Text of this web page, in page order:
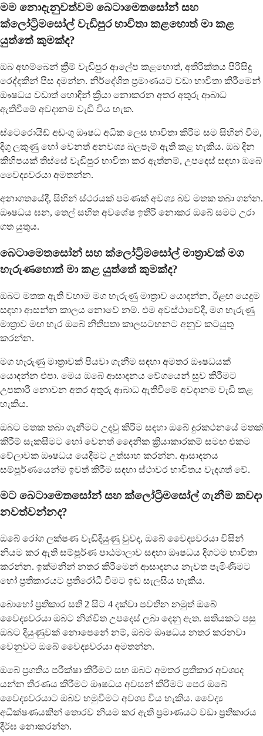
මම නොදැනුවත්වම බෙටාමෙතසෝන් සහ
ක්ලෝට්‍රිමසෝල් වැඩිපුර භාවිතා කළහොත් මා කළ
යුත්තේ කුමක්ද?
ඔබ අහම්බෙන් ක්‍රීම් වැඩිපුර ආලේප කළහොත්, අතිරික්තය පිරිසිදු
රෙද්දකින් පිස දමන්න. නිර්දේශිත ප්‍රමාණයට වඩා භාවිතා කිරීමෙන්
ඖෂධය වඩාත් හොඳින් ක්‍රියා නොකරන අතර අතුරු ආබාධ
ඇතිවීමේ අවදානම වැඩි විය හැක.
ස්ටෙරොයිඩ් අඩංගු ඖෂධ අධික ලෙස භාවිතා කිරීම සම සිහින් වීම,
දිගු ලකුණු හෝ වෙනත් අනවශ්‍ය බලපෑම් ඇති කළ හැකිය. ඔබ දින
කිහිපයක් තිස්සේ වැඩිපුර භාවිතා කර ඇත්නම්, උපදෙස් සඳහා ඔබේ
වෛද්‍යවරයා අමතන්න.
අනාගතයේදී, සිහින් ස්ථරයක් පමණක් අවශ්‍ය බව මතක තබා ගන්න.
ඖෂධය ඝන, තෙල් සහිත අවශේෂ ඉතිරි නොකර ඔබේ සමට උරා
ගත යුතුය.
බෙටාමෙතසෝන් සහ ක්ලෝට්‍රිමසෝල් මාත්‍රාවක් මග
හැරුණහොත් මා කළ යුත්තේ කුමක්ද?
ඔබට මතක ඇති වහාම මග හැරුණු මාත්‍රාව යොදන්න, ඊළඟ යෙදුම
සඳහා ආසන්න කාලය නොවේ නම්. එම අවස්ථාවේදී, මග හැරුණු
මාත්‍රාව මඟ හැර ඔබේ නිතිපතා කාලසටහනට අනුව කටයුතු
කරන්න.
මග හැරුණු මාත්‍රාවක් පියවා ගැනීම සඳහා අමතර ඖෂධයක්
යොදන්න එපා. මෙය ඔබේ ආසාදනය වේගයෙන් සුව කිරීමට
උපකාරී නොවන අතර අතුරු ආබාධ ඇතිවීමේ අවදානම වැඩි කළ
හැකිය.
ඔබට මතක තබා ගැනීමට උදවු කිරීම සඳහා ඔබේ දුරකථනයේ මතක්
කිරීම් සැකසීමට හෝ වෙනත් දෛනික ක්‍රියාකාරකම් සමඟ එකම
වේලාවක ඖෂධය යෙදීමට උත්සාහ කරන්න. ආසාදනය
සම්පූර්ණයෙන්ම ඉවත් කිරීම සඳහා ස්ථාවර භාවිතය වැදගත් වේ.
මට බෙටාමෙතසෝන් සහ ක්ලෝට්‍රිමසෝල් ගැනීම කවදා
නවත්වන්නද?
ඔබේ රෝග ලක්ෂණ වැඩිදියුණු වුවද, ඔබේ වෛද්‍යවරයා විසින්
නියම කර ඇති සම්පූර්ණ පාඨමාලාව සඳහා ඖෂධය දිගටම භාවිතා
කරන්න. ඉක්මනින් නතර කිරීමෙන් ආසාදනය නැවත පැමිණීමට
හෝ ප්‍රතිකාරයට ප්‍රතිරෝධී වීමට ඉඩ සැලසිය හැකිය.
බොහෝ ප්‍රතිකාර සති 2 සිට 4 දක්වා පවතින නමුත් ඔබේ
වෛද්‍යවරයා ඔබට නිශ්චිත උපදෙස් ලබා දෙනු ඇත. සතියකට පසු
ඔබට දියුණුවක් නොපෙනේ නම්, ඔබම ඖෂධය නතර කරනවා
වෙනුවට ඔබේ වෛද්‍යවරයා අමතන්න.
ඔබේ ප්‍රගතිය පරීක්ෂා කිරීමට සහ ඔබට අමතර ප්‍රතිකාර අවශ්‍යද
යන්න තීරණය කිරීමට ඖෂධය අවසන් කිරීමට පෙර ඔබේ
වෛද්‍යවරයාට ඔබව හමුවීමට අවශ්‍ය විය හැකිය. වෛද්‍ය
අධීක්ෂණයකින් තොරව නියම කර ඇති ප්‍රමාණයට වඩා ප්‍රතිකාරය
දීර්ඝ නොකරන්න.